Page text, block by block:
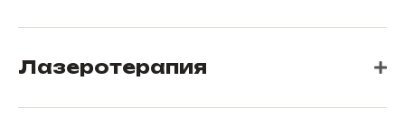
Лазеротерапия